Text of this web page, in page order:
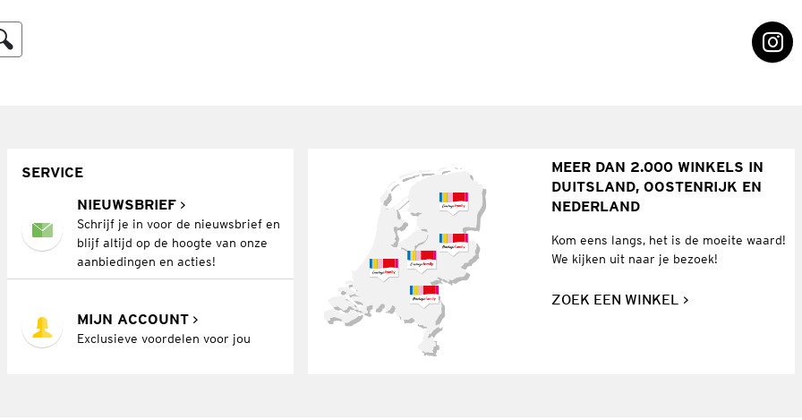
SERVICE
NIEUWSBRIEF
Schrijf je in voor de nieuwsbrief en
blijf altijd op de hoogte van onze
aanbiedingen en acties!
MIJN ACCOUNT
Exclusieve voordelen voor jou
MEER DAN 2.000 WINKELS IN
DUITSLAND, OOSTENRIJK EN
NEDERLAND
Kom eens langs, het is de moeite waard!
We kijken uit naar je bezoek!
ZOEK EEN WINKEL